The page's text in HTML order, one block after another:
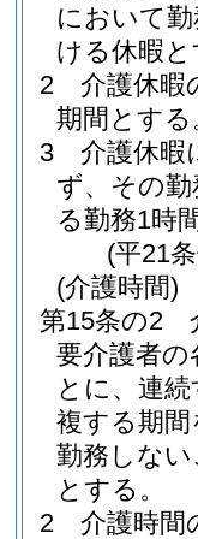
において
ける休暇
2
介護休暇
期間とする
3
介護休暇
ず、その
る勤務1時
(平21
(介護時間)
第15条の2
要介護者
とに、連
複する期
勤務しな
とする。
2
介護時間